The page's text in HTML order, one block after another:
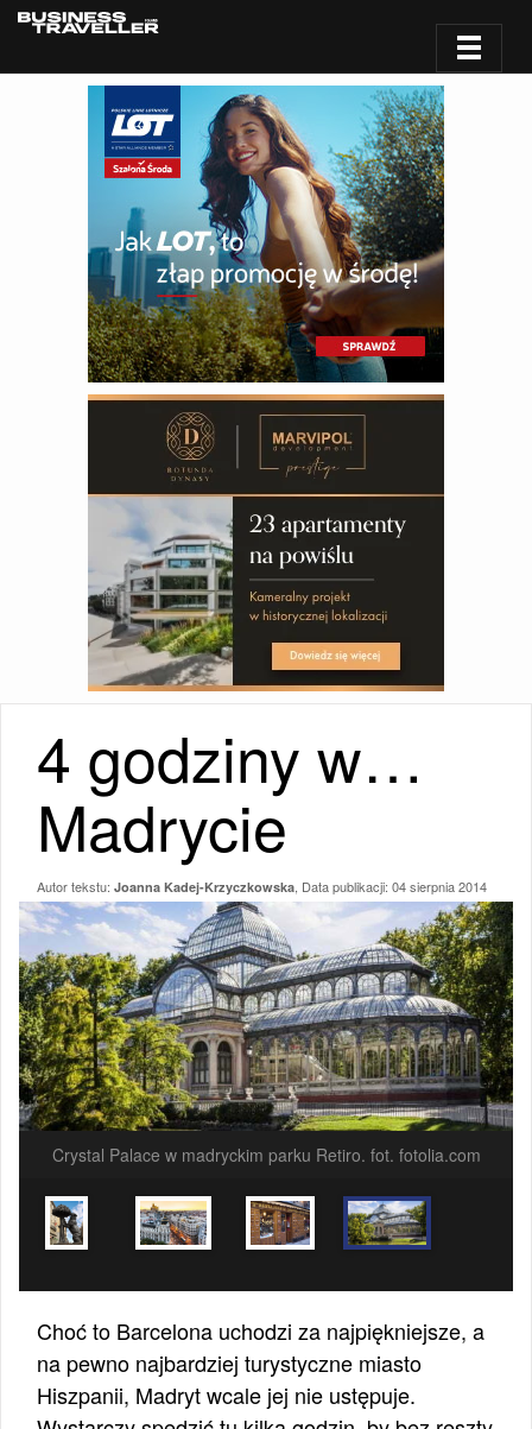
4 godziny w…
Madrycie
Autor tekstu: Joanna Kadej-Krzyczkowska , Data publikacji: 04 sierpnia 2014
Crystal Palace w madryckim parku Retiro. fot. fotolia.com
Choć to Barcelona uchodzi za najpiękniejsze, a
na pewno najbardziej turystyczne miasto
Hiszpanii, Madryt wcale jej nie ustępuje.